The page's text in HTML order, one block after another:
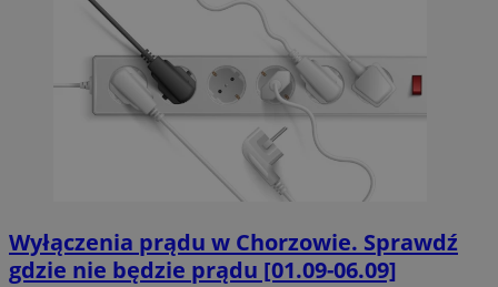
Wyłączenia prądu w Chorzowie. Sprawdź
gdzie nie będzie prądu [01.09-06.09]